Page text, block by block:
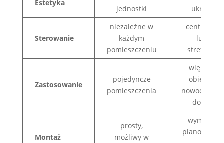
Estetyka
jednostki
ukryte
Sterowanie
niezależne w
każdym
pomieszczeniu
centralne
lub
strefowe
Zastosowanie
pojedyncze
pomieszczenia
większe
obiekty,
nowoczesne
domy
Montaż
prosty,
możliwy w
wymaga
planowania